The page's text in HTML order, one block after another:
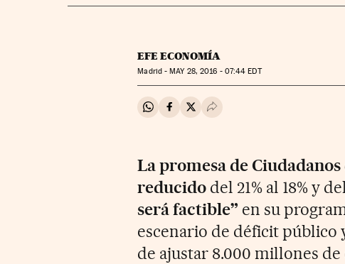
EFE ECONOMÍA
Madrid -MAY28, 2016 - 07:44 EDT
Compartir en Whatsapp
Compartir en Facebook
Compartir en Twitter
Desplegar Redes Sociales
La promesa de
reducido del 21% al 18% y
será factible” en su
escenario de déficit público
de ajustar 8.000 millones de